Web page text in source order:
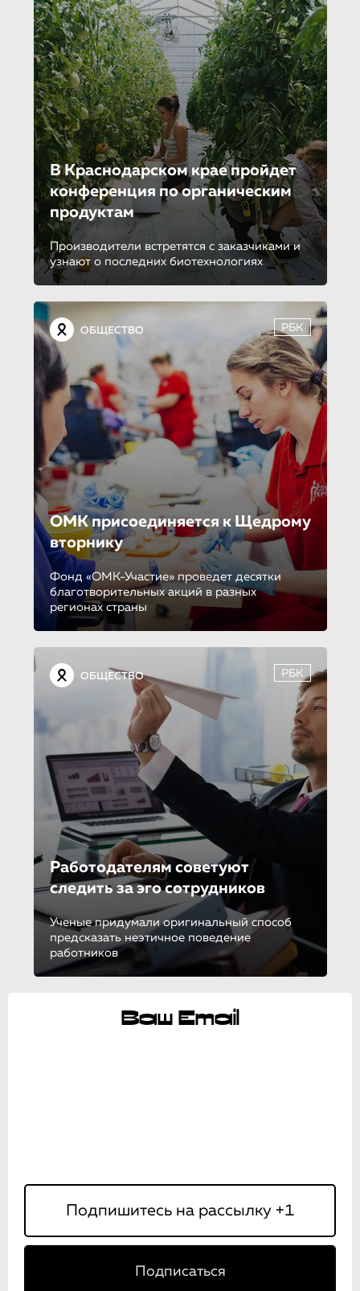
В Краснодарском крае пройдет
конференция по органическим
продуктам
Производители встретятся с заказчиками и
узнают о последних биотехнологиях
ОБЩЕСТВО РБК
ОМК присоединяет­ся к Щедрому
вторнику
Фонд «ОМК-Участие» проведет десятки
благотворительных акций в разных
регионах страны
ОБЩЕСТВО РБК
Работодателям советуют
следить за эго сотрудников
Ученые придумали оригинальный способ
предсказать неэтичное поведение
работников
Ваш Email
Подписаться